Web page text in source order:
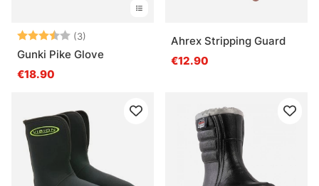
Arvio: (3)
3.3 5:sta tähdestä
Gunki Pike Glove
€18.90
Ahrex Stripping Guard
€12.90